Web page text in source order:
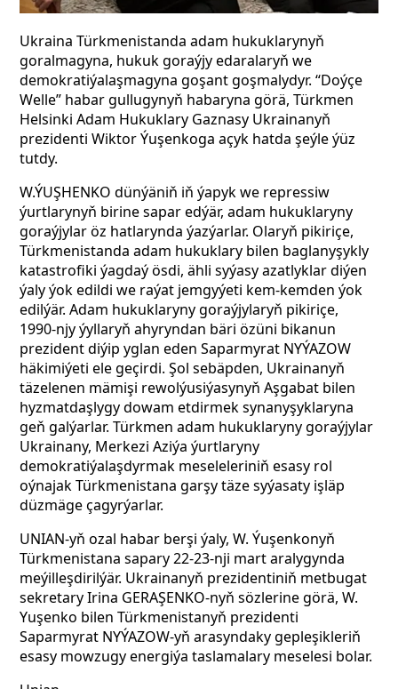
Ukraina Türkmenistanda adam hukuklarynyň
goralmagyna, hukuk goraýjy edaralaryň we
demokratiýalaşmagyna goşant goşmalydyr. “Doýçe
Welle” habar gullugynyň habaryna görä, Türkmen
Helsinki Adam Hukuklary Gaznasy Ukrainanyň
prezidenti Wiktor Ýuşenkoga açyk hatda şeýle ýüz
tutdy.
W.ÝUŞHENKO dünýäniň iň ýapyk we repressiw
ýurtlarynyň birine sapar edýär, adam hukuklaryny
goraýjylar öz hatlarynda ýazýarlar. Olaryň pikiriçe,
Türkmenistanda adam hukuklary bilen baglanyşykly
katastrofiki ýagdaý ösdi, ähli syýasy azatlyklar diýen
ýaly ýok edildi we raýat jemgyýeti kem-kemden ýok
edilýär. Adam hukuklaryny goraýjylaryň pikiriçe,
1990-njy ýyllaryň ahyryndan bäri özüni bikanun
prezident diýip yglan eden Saparmyrat NYÝAZOW
häkimiýeti ele geçirdi. Şol sebäpden, Ukrainanyň
täzelenen mämişi rewolýusiýasynyň Aşgabat bilen
hyzmatdaşlygy dowam etdirmek synanyşyklaryna
geň galýarlar. Türkmen adam hukuklaryny goraýjylar
Ukrainany, Merkezi Aziýa ýurtlaryny
demokratiýalaşdyrmak meseleleriniň esasy rol
oýnajak Türkmenistana garşy täze syýasaty işläp
düzmäge çagyrýarlar.
UNIAN-yň ozal habar berşi ýaly, W. Ýuşenkonyň
Türkmenistana sapary 22-23-nji mart aralygynda
meýilleşdirilýär. Ukrainanyň prezidentiniň metbugat
sekretary Irina GERAŞENKO-nyň sözlerine görä, W.
Yuşenko bilen Türkmenistanyň prezidenti
Saparmyrat NYÝAZOW-yň arasyndaky gepleşikleriň
esasy mowzugy energiýa taslamalary meselesi bolar.